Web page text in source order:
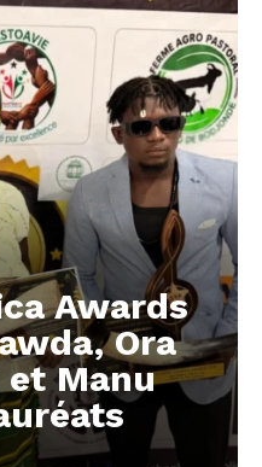
Awards
Ora
Manu